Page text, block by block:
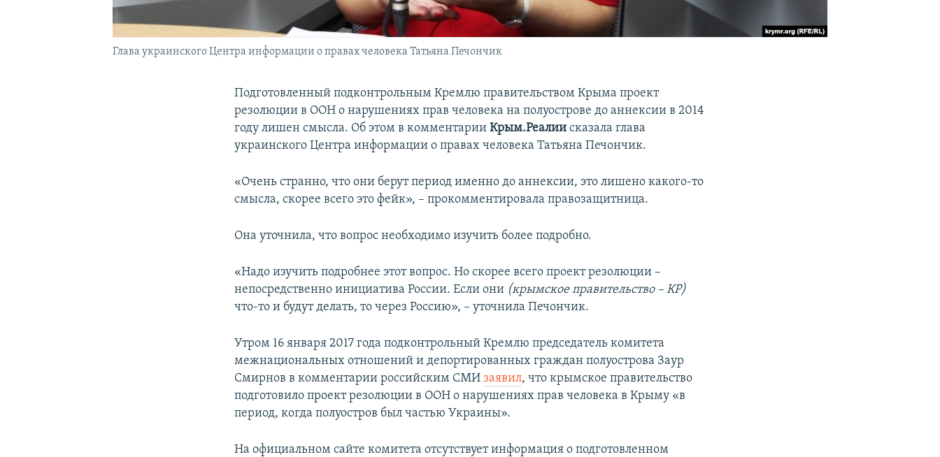
Глава украинского Центра информации о правах человека Татьяна Печончик
Подготовленный подконтрольным Кремлю правительством Крыма проект
резолюции в ООН о нарушениях прав человека на полуострове до аннексии в 2014
году лишен смысла. Об этом в комментарии Крым.Реалии сказала глава
украинского Центра информации о правах человека Татьяна Печончик.
«Очень странно, что они берут период именно до аннексии, это лишено какого-то
смысла, скорее всего это фейк», – прокомментировала правозащитница.
Она уточнила, что вопрос необходимо изучить более подробно.
«Надо изучить подробнее этот вопрос. Но скорее всего проект резолюции –
непосредственно инициатива России. Если они (крымское правительство – КР)
что-то и будут делать, то через Россию», – уточнила Печончик.
Утром 16 января 2017 года подконтрольный Кремлю председатель комитета
межнациональных отношений и депортированных граждан полуострова Заур
Смирнов в комментарии российским СМИзаявил, что крымское правительство
подготовило проект резолюции в ООН о нарушениях прав человека в Крыму «в
период, когда полуостров был частью Украины».
На официальном сайте комитета отсутствует информация о подготовленном